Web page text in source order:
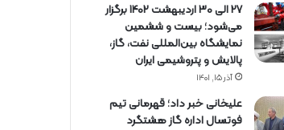
27 الی 30 اردیبهشت 1402 برگزار
می‌شود؛ بیست و ششمین
نمایشگاه بین‌المللی نفت، گاز،
پالایش و پتروشیمی ایران
آذر ۱۵, ۱۴۰۱
علیخانی خبر داد؛ قهرمانی تیم
فوتسال اداره گاز هشتگرد